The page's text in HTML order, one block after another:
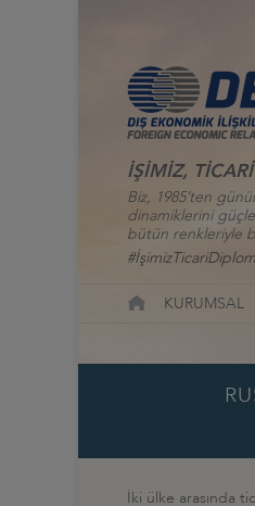
İŞİMİZ,
Biz, 1985’ten
dinamiklerini
bütün renkleriyle
KURUMSAL
İki ülke arasında